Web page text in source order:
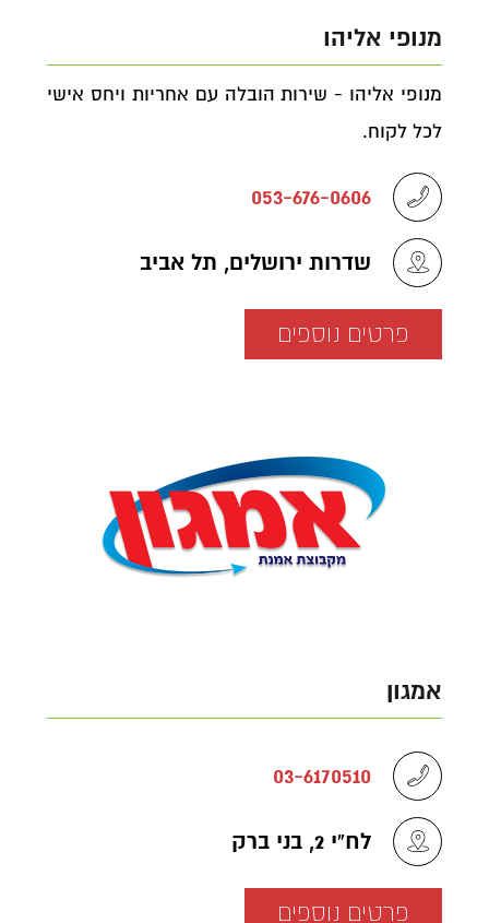
מנופי אליהו
מנופי אליהו - שירות הובלה עם אחריות ויחס אישי
לכל לקוח.
053-676-0606
שדרות ירושלים, תל אביב
פרטים נוספים
אמגון
03-6170510
לח"י 2, בני ברק
פרטים נוספים